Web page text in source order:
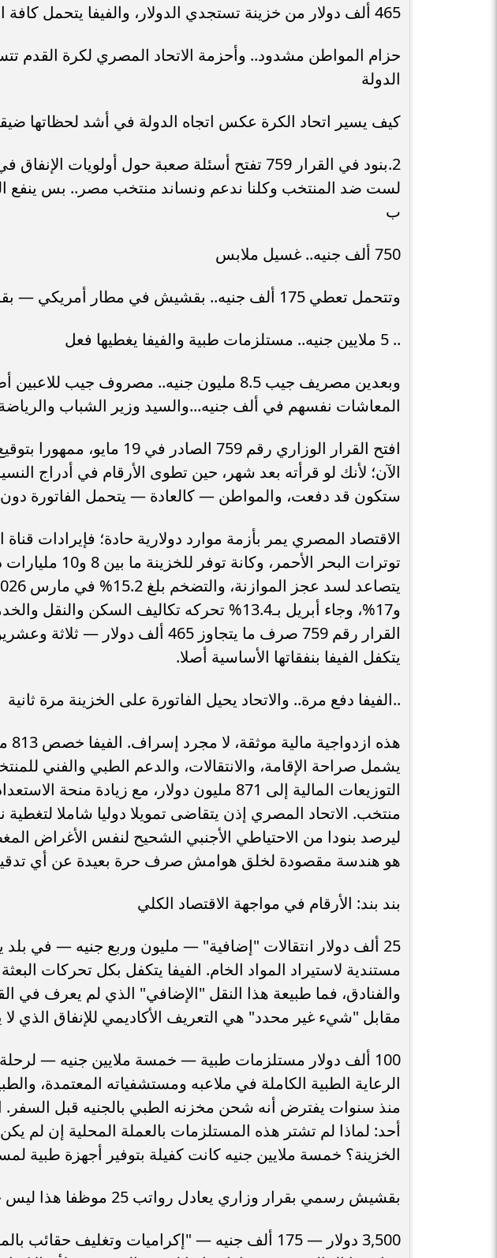
465 ألف دولار من خزينة تستجدي الدولار، والفيفا يتحمل كافة النفقات...
حزام المواطن مشدود.. وأحزمة الاتحاد المصري لكرة القدم
الدولة
كيف يسير اتحاد الكرة عكس اتجاه الدولة في أشد لحظاتها
2.بنود في القرار 759 تفتح أسئلة صعبة حول أولويات
لست ضد المنتخب وكلنا ندعم ونساند منتخب مصر.. بس ينفع
ب
750 ألف جنيه.. غسيل ملابس
وتتحمل تعطي 175 ألف جنيه.. بقشيش في مطار أمريكي — بقرار وزاري رسمي
.. 5 ملايين جنيه.. مستلزمات طبية والفيفا يغطيها فعل
وبعدين مصريف جيب 8.5 مليون جنيه.. مصروف جيب
المعاشات نفسهم في ألف جنيه...والسيد وزير الشباب
افتح القرار الوزاري رقم 759
الآن؛ لأنك لو قرأته بعد شهر، حين تطوى الأرقام في أدراج
ستكون قد دفعت، والمواطن — كالعادة — يتحمل الفاتورة
توترات البحر
و17%، وجاء أبريل بـ13.4% تحركه تكاليف
القرار رقم 759 صرف ما يتجاوز 465
يتكفل الفيفا بنفقاتها الأساسية أصلا.
..الفيفا دفع مرة.. والاتحاد يحيل الفاتورة على الخزينة مرة ثانية
منتخب. الاتحاد المصري إذن يتقاضى تمويلا دوليا شاملا لتغطية
ليرصد بنودا من الاحتياطي الأجنبي الشحيح لنفس الأغراض
هو هندسة مقصودة لخلق هوامش صرف حرة بعيدة عن أي
بند بند: الأرقام في مواجهة الاقتصاد الكلي
25 ألف دولار انتقالات "إضافية" — مليون وربع جنيه — في
مستندية لاستيراد المواد الخام. الفيفا يتكفل بكل تحركات
والفنادق، فما طبيعة هذا النقل "الإضافي" الذي لم يعرف في
مقابل "شيء غير محدد" هي التعريف الأكاديمي للإنفاق الذي
100 ألف دولار مستلزمات طبية — خمسة ملايين جنيه —
الرعاية الطبية الكاملة في ملاعبه ومستشفياته المعتمدة،
منذ سنوات يفترض أنه شحن مخزنه الطبي بالجنيه قبل السفر.
أحد: لماذا لم تشتر هذه المستلزمات بالعملة المحلية إن لم
الخزينة؟ خمسة ملايين جنيه كانت كفيلة بتوفير أجهزة طبية
بقشيش رسمي بقرار وزاري يعادل رواتب 25 موظفا هذا ليس خطأ في الصياغة
3,500 دولار — 175 ألف جنيه — "إكراميات وتغليف